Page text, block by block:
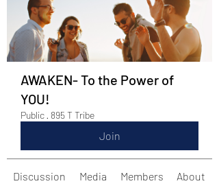
AWAKEN- To the Power of
YOU!
Public · 895 T Tribe
Join
Discussion Media Members About